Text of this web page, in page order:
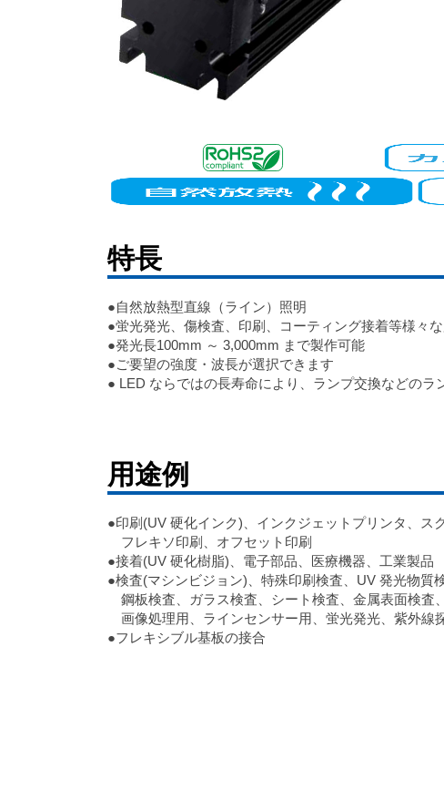
特長
●自然放熱型直線（ライン）照明
●蛍光発光、傷検査、印刷、コーティング接着等様々
●発光長100mm ～ 3,000mm まで製作可能
●ご要望の強度・波長が選択できます
● LED ならではの長寿命により、ランプ交換などの
用途例
●印刷(UV 硬化インク)、インクジェットプリンタ、ス
フレキソ印刷、オフセット印刷
●接着(UV 硬化樹脂)、電子部品、医療機器、工業製品
●検査(マシンビジョン)、特殊印刷検査、UV 発光物質
鋼板検査、ガラス検査、シート検査、金属表面検査
画像処理用、ラインセンサー用、蛍光発光、紫外線
●フレキシブル基板の接合